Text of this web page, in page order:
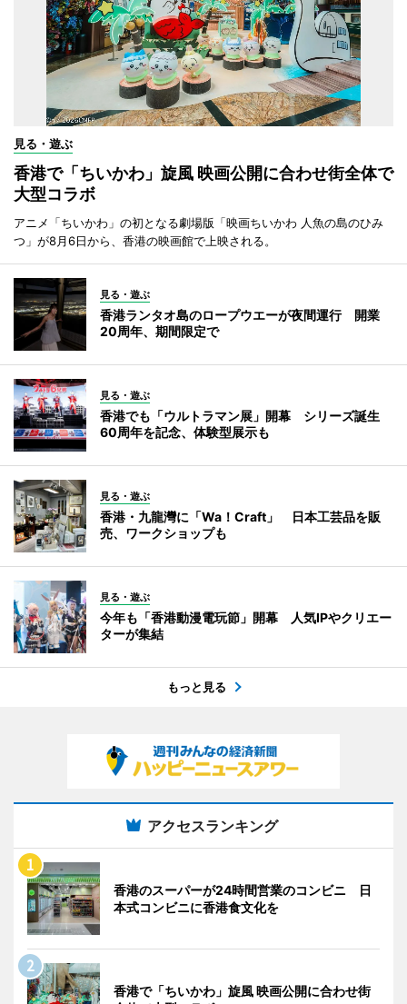
見る・遊ぶ
香港で「ちいかわ」旋風 映画公開に合わせ街全体で
大型コラボ
アニメ「ちいかわ」の初となる劇場版「映画ちいかわ 人魚の島のひみ
つ」が8月6日から、香港の映画館で上映される。
見る・遊ぶ
香港ランタオ島のロープウエーが夜間運行 開業
20周年、期間限定で
見る・遊ぶ
香港でも「ウルトラマン展」開幕 シリーズ誕生
60周年を記念、体験型展示も
見る・遊ぶ
香港・九龍灣に「Wa！Craft」 日本工芸品を販
売、ワークショップも
見る・遊ぶ
今年も「香港動漫電玩節」開幕 人気IPやクリエー
ターが集結
もっと見る
アクセスランキング
香港のスーパーが24時間営業のコンビニ 日
本式コンビニに香港食文化を
香港で「ちいかわ」旋風 映画公開に合わせ街